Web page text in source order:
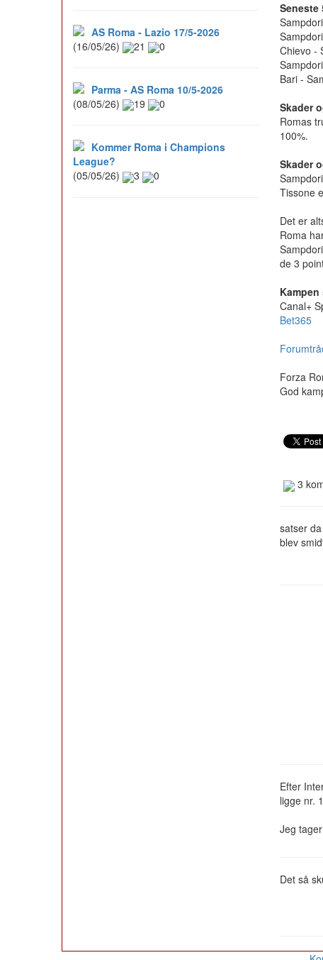
Seneste
Chievo -
Bari -
Skader
Romas
100%.
Skader
Tissone
Det er
Roma
de 3
Canal+
Bet365
Forza
God
3
satser
blev
Efter
ligge nr.
Jeg
Det så
AS Roma - Lazio 17/5-2026
(16/05/26)
21 0
Parma - AS Roma 10/5-2026
(08/05/26)
19 0
Kommer Roma i Champions
League?
(05/05/26)
3 0